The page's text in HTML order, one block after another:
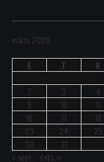
märts 2020
E
T K
2
3 4
9
10 11
16
17 18
23
24 25
30
31
« sept.
dets. »